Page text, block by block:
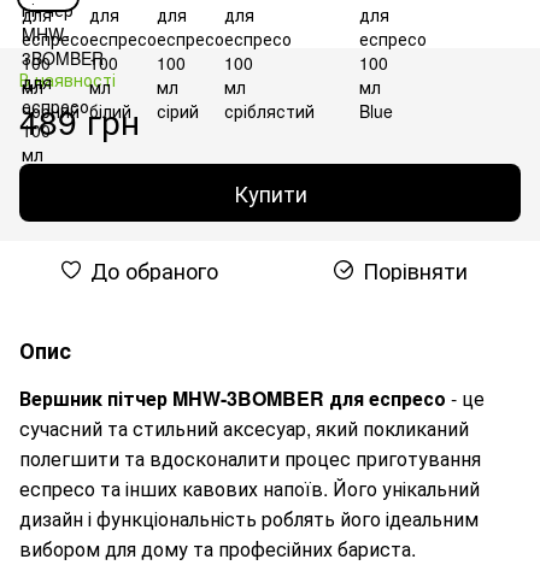
В наявності
489 грн
Купити
До обраного Порівняти
Опис
Вершник пітчер MHW-3BOMBER для еспресо - це
сучасний та стильний аксесуар, який покликаний
полегшити та вдосконалити процес приготування
еспресо та інших кавових напоїв. Його унікальний
дизайн і функціональність роблять його ідеальним
вибором для дому та професійних бариста.